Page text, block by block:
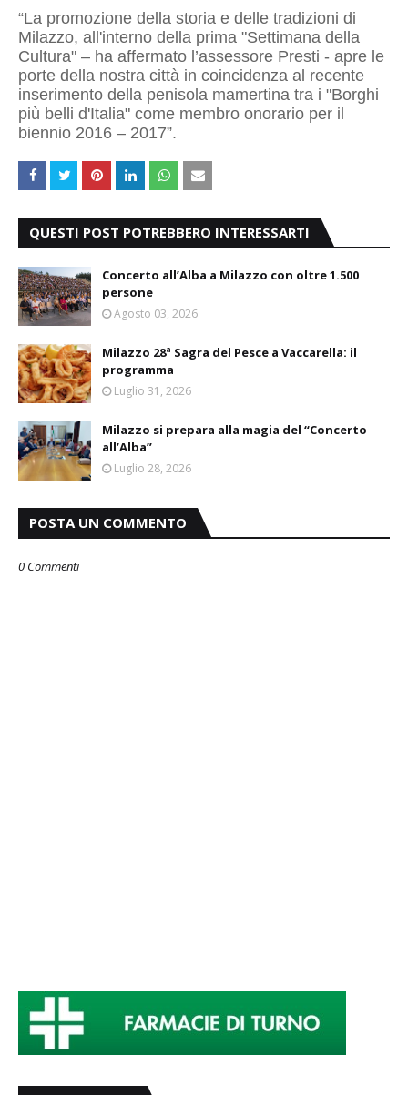
“La promozione della storia e delle tradizioni di
Milazzo, all'interno della prima "Settimana della
Cultura" – ha affermato l’assessore Presti - apre le
porte della nostra città in coincidenza al recente
inserimento della penisola mamertina tra i "Borghi
più belli d'Italia" come membro onorario per il
biennio 2016 – 2017”.
QUESTI POST POTREBBERO INTERESSARTI
Concerto all’Alba a Milazzo con oltre 1.500
persone
Agosto 03, 2026
Milazzo 28ª Sagra del Pesce a Vaccarella: il
programma
Luglio 31, 2026
Milazzo si prepara alla magia del “Concerto
all’Alba”
Luglio 28, 2026
POSTA UN COMMENTO
0 Commenti